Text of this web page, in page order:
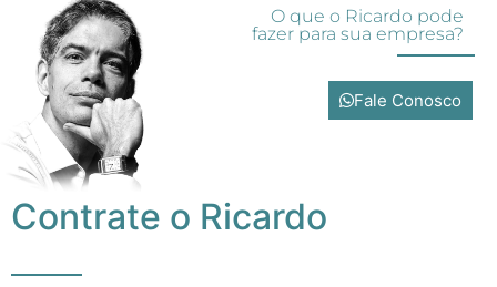
O que o Ricardo pode
fazer para sua empresa?
Fale Conosco
Contrate o Ricardo